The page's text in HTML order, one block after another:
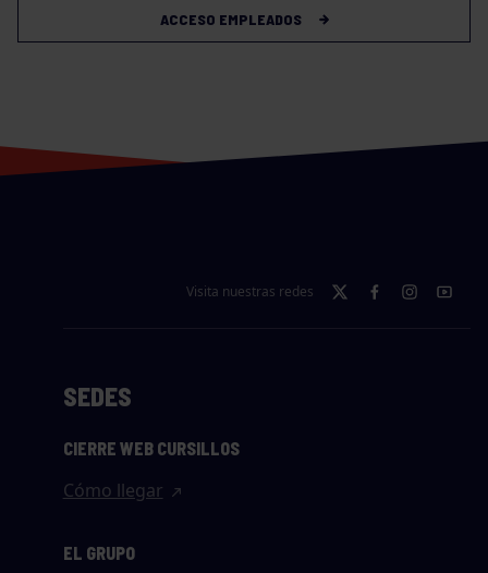
ACCESO EMPLEADOS
Visita nuestras redes
SEDES
CIERRE WEB CURSILLOS
Cómo llegar
EL GRUPO